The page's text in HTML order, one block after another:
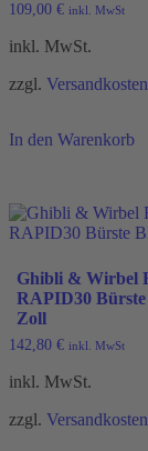
109,00 € inkl. MwSt
inkl. MwSt.
zzgl. Versandkosten
In den Warenkorb
Ghibli & Wirbel
RAPID30
Zoll
142,80 € inkl. MwSt
inkl. MwSt.
zzgl. Versandkosten